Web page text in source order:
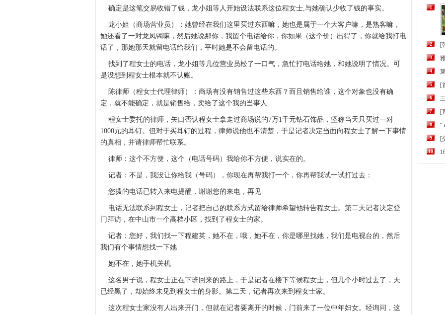
确定是这笔交易收错了钱，龙小姐等人开始设法联系这位程女士,与她确认少收了钱的事实。
龙小姐（商场营业员）：她曾经在我们这里买过东西嘛，她也是属于一个大客户嘛，是熟客嘛，
她还看了一对龙凤镯嘛，然后她说那你，我留个电话给你，你如果（这个价）出得了，你就给我打电
话了，那她那天就留电话给我们，平时她是不会留电话的。
找到了程女士的电话，龙小姐等几位营业员松了一口气，急忙打电话给她，和她说明了情况。可
是没想到程女士根本就不认账。
陈律师（程女士代理律师）：商场有没有销售过这些东西？而且销售给谁，这个对象也没有确
定，就不能确定，就是销售给，卖给了这个我的当事人
程女士委托的律师，矢口否认程女士拿走过商场说的7万1千元钻石饰品，坚称当天只买过一对
1000元的耳钉。但对于买耳钉的过程，律师说他也不清楚，于是记者决定当面向程女士了解一下事情
的真相，并请律师帮忙联系。
律师：这个不方便，这个（电话号码）我给你不方便，说实在的。
记者：不是，我没让你给我（号码），你现在再帮我打一个，你再帮我试一试打过去：
您拨的电话已转入来电提醒，谢谢您的来电，再见
电话无法联系到程女士，记者把自己的联系方式留给律师希望他转告程女士。第二天记者决定登
门拜访，在中山市一个高档小区，找到了程女士的家。
记者：您好，我们找一下程建英，她不在，哦，她不在，你是哪里找她，我们是电视台的，然后
我们有个事情想找一下她
她不在，她手机关机
这名男子说，程女士正在下班回来的路上，于是记者在楼下等候程女士，但几个小时过去了，天
已经黑了，却始终未见到程女士的身影。第二天，记者再次来到程女士家。
这次程女士家没有人出来开门，但就在记者要离开的时候，门前来了一位中年妇女。经询问，这
1
2 [
3
4
5 [
6
7 [
8 “
9 [
10